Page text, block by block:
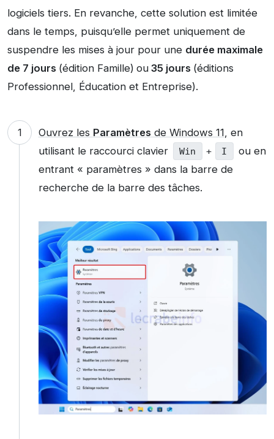
logiciels tiers. En revanche, cette solution est limitée
dans le temps, puisqu’elle permet uniquement de
suspendre les mises à jour pour une durée maximale
de 7 jours (édition Famille) ou 35 jours (éditions
Professionnel, Éducation et Entreprise).
Ouvrez les Paramètresde Windows 11, en
utilisant le raccourci clavier
Win + I
ou en
entrant « paramètres » dans la barre de
recherche de la barre des tâches.